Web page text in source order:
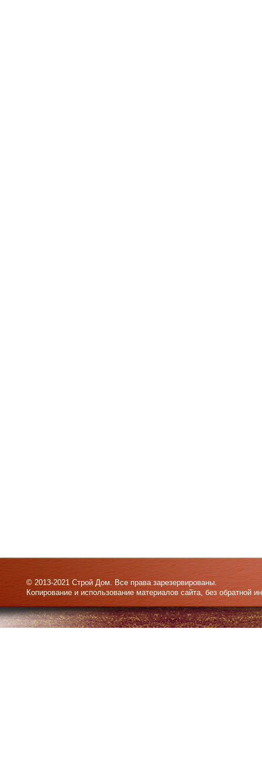
© 2013-2021 Строй Дом. Все права зарезервированы.
Копирование и использование материалов сайта, без обратной